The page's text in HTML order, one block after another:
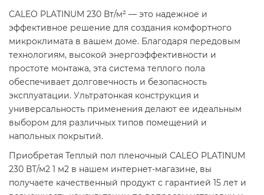
CALEO PLATINUM 230 Вт/м² — это надежное и
эффективное решение для создания комфортного
микроклимата в вашем доме. Благодаря передовым
технологиям, высокой энергоэффективности и
простоте монтажа, эта система теплого пола
обеспечивает долговечность и безопасность
эксплуатации. Ультратонкая конструкция и
универсальность применения делают ее идеальным
выбором для различных типов помещений и
напольных покрытий.​
Приобретая Теплый пол пленочный CALEO PLATINUM
230 ВТ/м2 1 м2 в нашем интернет-магазине, вы
получаете качественный продукт с гарантией 15 лет и